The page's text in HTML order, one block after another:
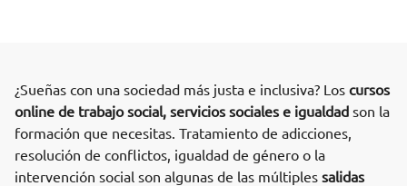
¿Sueñas con una sociedad más justa e inclusiva? Los cursos
online de trabajo social, servicios sociales e igualdad son la
formación que necesitas. Tratamiento de adicciones,
resolución de conflictos, igualdad de género o la
intervención social son algunas de las múltiples salidas